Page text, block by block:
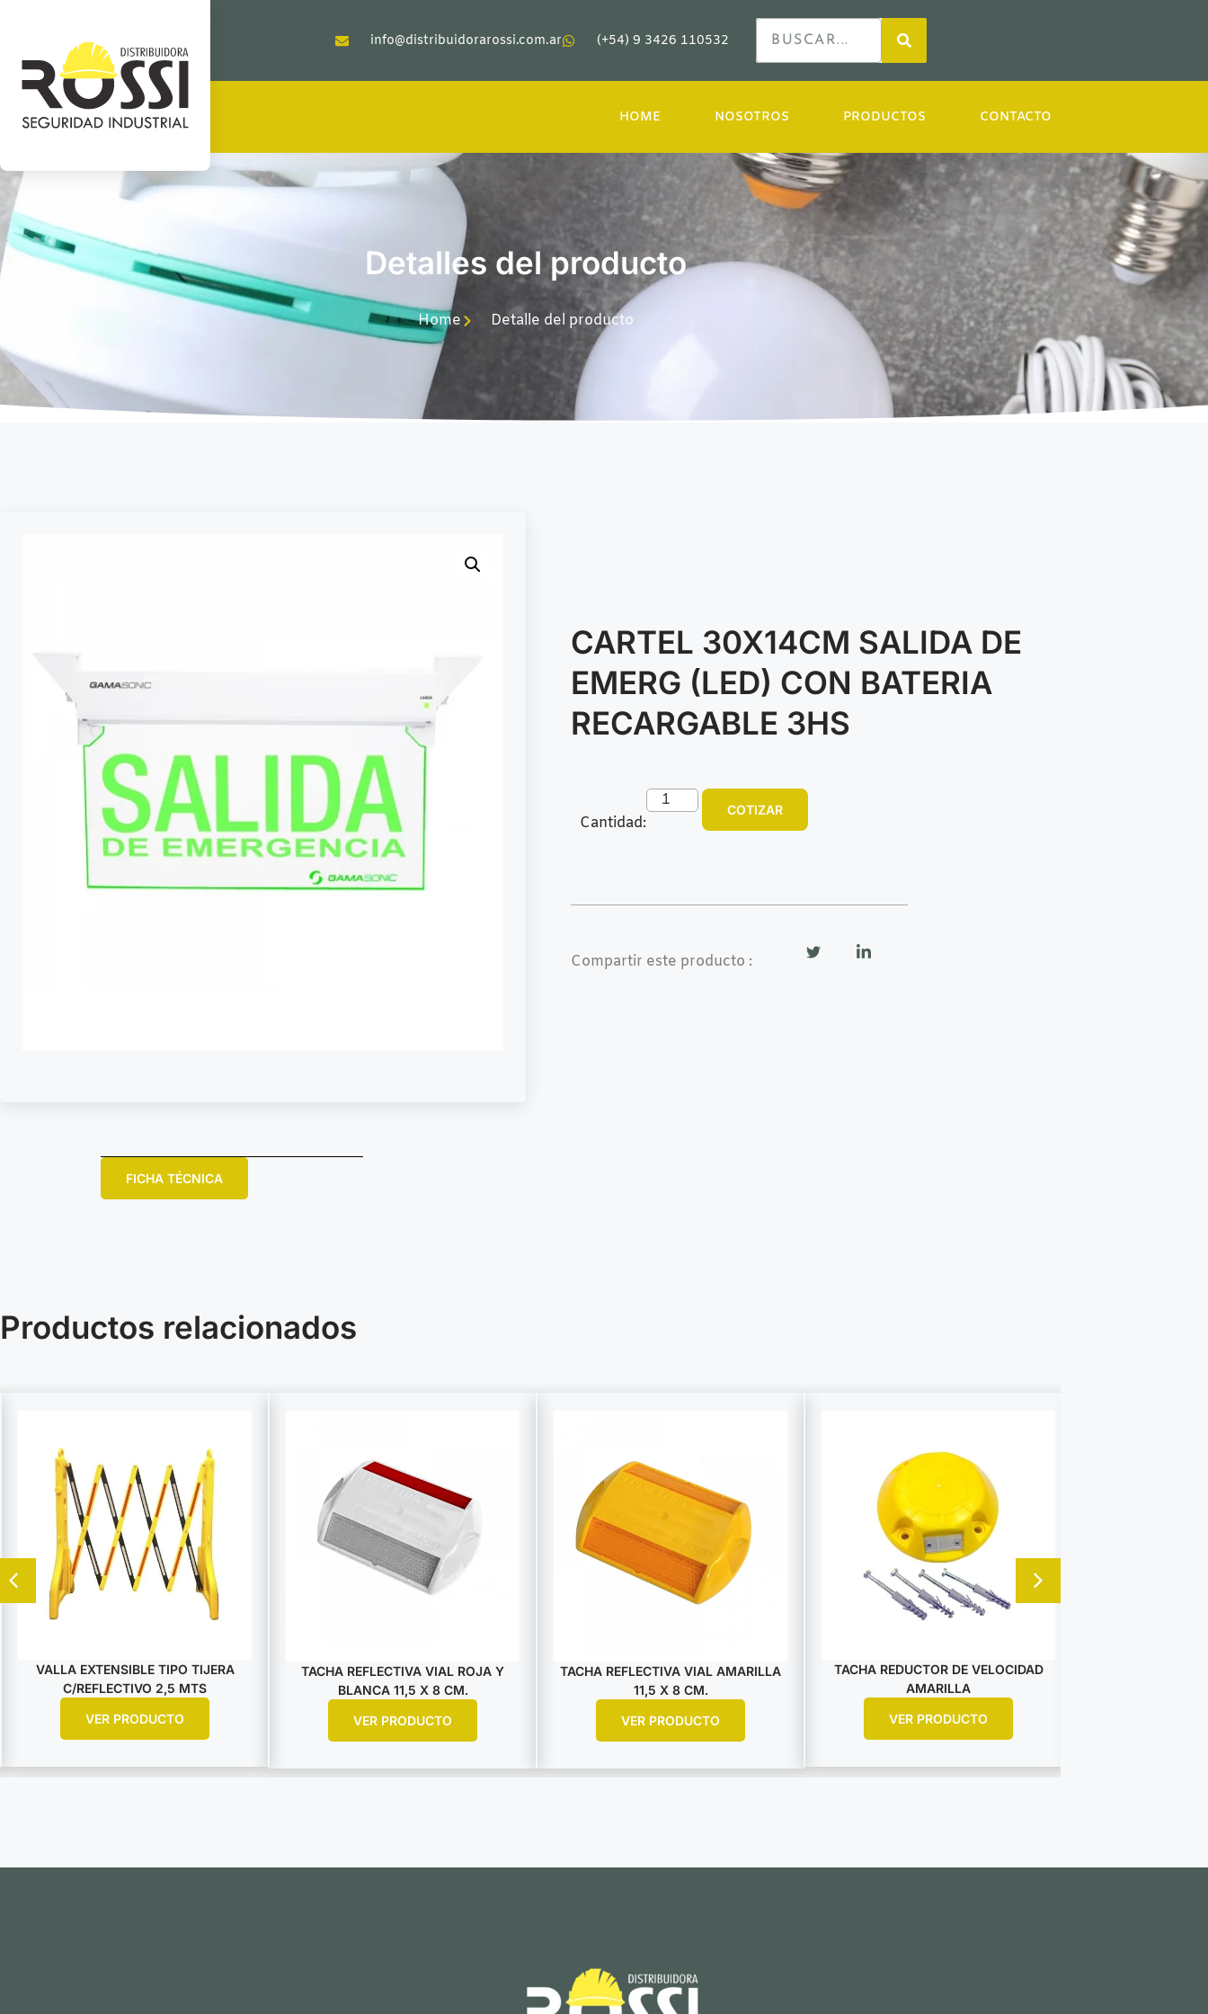
info@distribuidorarossi.com.ar (+54) 9 3426 110532
HOME NOSOTROS PRODUCTOS CONTACTO
Detalles del producto
Home Detalle del producto
CARTEL 30X14CM SALIDA DE
EMERG (LED) CON BATERIA
RECARGABLE 3HS
Cantidad:
COTIZAR
Compartir este producto :
FICHA TÉCNICA
Productos relacionados
VALLA EXTENSIBLE TIPO TIJERA
C/REFLECTIVO 2,5 MTS
VER PRODUCTO
TACHA REFLECTIVA VIAL ROJA Y
BLANCA 11,5 X 8 CM.
VER PRODUCTO
TACHA REFLECTIVA VIAL AMARILLA
11,5 X 8 CM.
VER PRODUCTO
TACHA REDUCTOR DE VELOCIDAD
AMARILLA
VER PRODUCTO